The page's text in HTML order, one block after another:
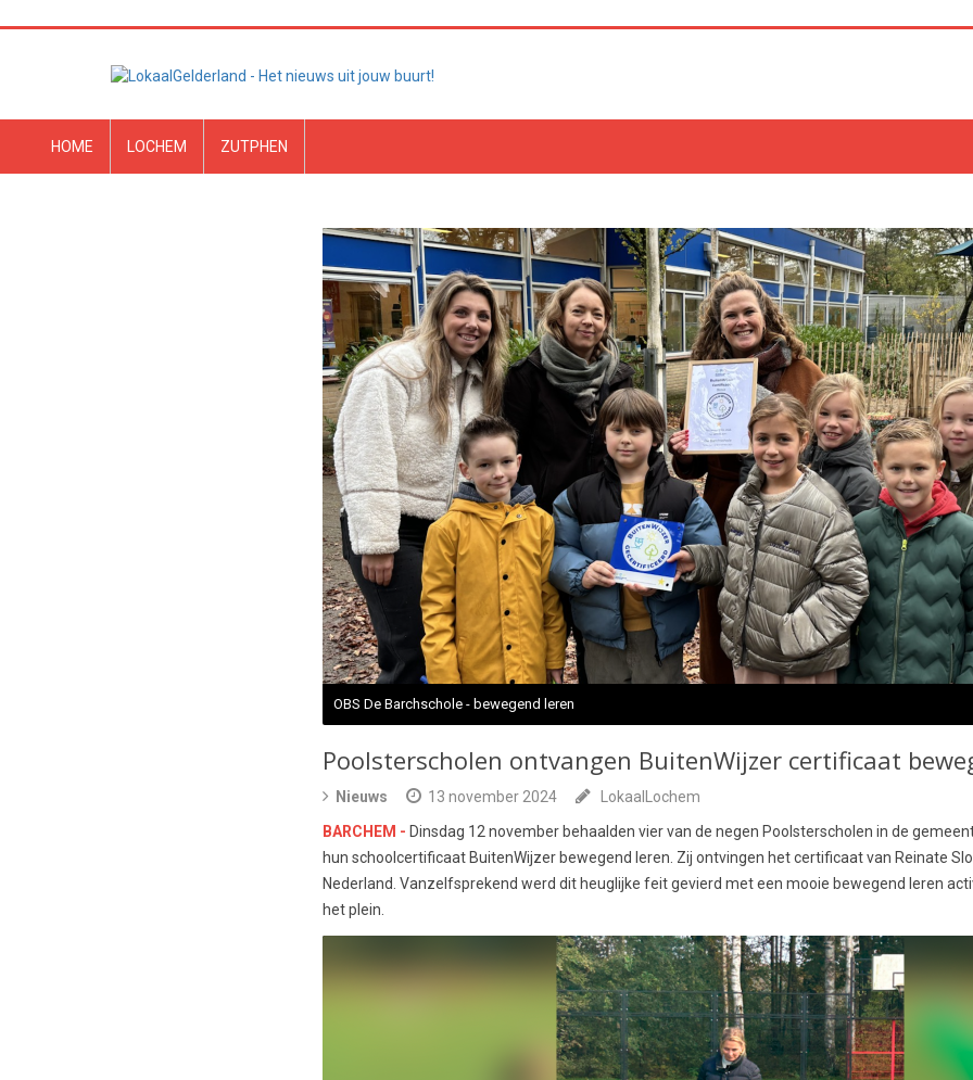
HOME LOCHEM ZUTPHEN
OBS De Barchschole - bewegend leren
Poolsterscholen ontvangen BuitenWijzer certificaat
Nieuws 13 november 2024
LokaalLochem
BARCHEM - Dinsdag 12 november behaalden vier van de negen Poolsterscholen in de
hun schoolcertificaat BuitenWijzer bewegend leren. Zij ontvingen het certificaat van Reinate
Nederland. Vanzelfsprekend werd dit heuglijke feit gevierd met een mooie bewegend leren
het plein.